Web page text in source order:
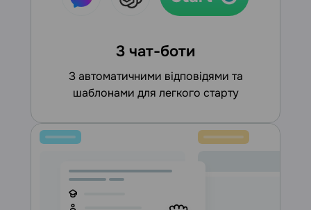
3 чат-боти
З автоматичними відповідями та
шаблонами для легкого старту